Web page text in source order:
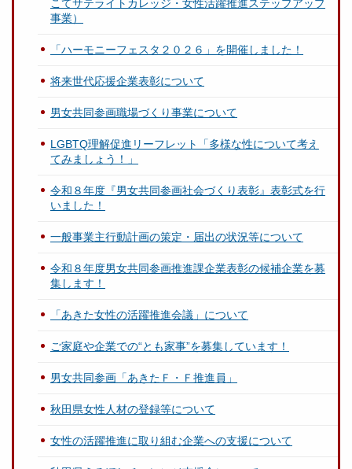
こてサテライトカレッジ・女性活躍推進ステップアップ
事業）
「ハーモニーフェスタ２０２６」を開催しました！
将来世代応援企業表彰について
男女共同参画職場づくり事業について
LGBTQ理解促進リーフレット「多様な性について考え
てみましょう！」
令和８年度『男女共同参画社会づくり表彰』表彰式を行
いました！
一般事業主行動計画の策定・届出の状況等について
令和８年度男女共同参画推進課企業表彰の候補企業を募
集します！
「あきた女性の活躍推進会議」について
ご家庭や企業での“とも家事”を募集しています！
男女共同参画「あきたＦ・Ｆ推進員」
秋田県女性人材の登録等について
女性の活躍推進に取り組む企業への支援について